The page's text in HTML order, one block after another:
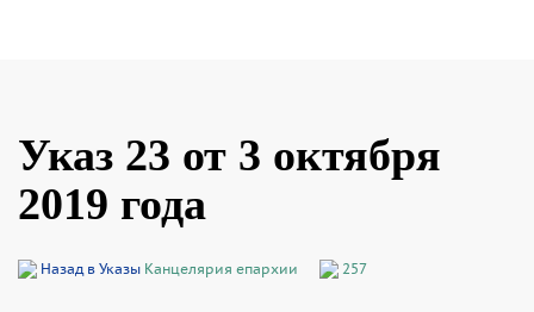
Указ 23 от 3 октября
2019 года
Назад в Указы Канцелярия епархии 257